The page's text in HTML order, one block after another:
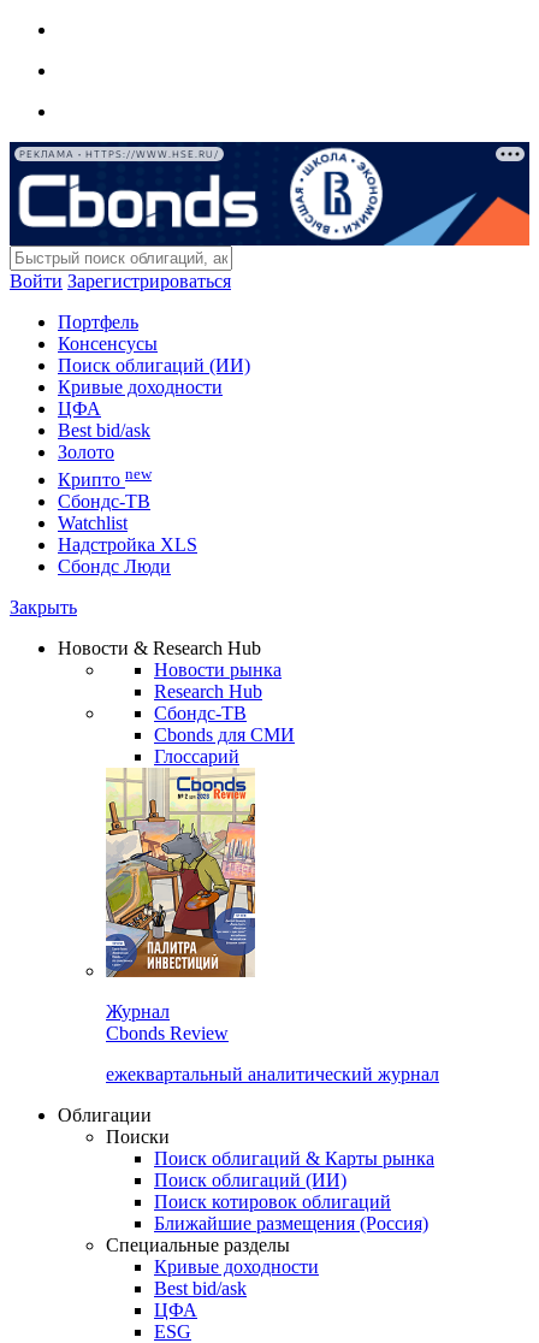
РЕКЛАМА • HTTPS://WWW.HSE.RU/
Войти Зарегистрироваться
Портфель
Консенсусы
Поиск облигаций (ИИ)
Кривые доходности
ЦФА
Best bid/ask
Золото
Крипто new
Сбондс-ТВ
Watchlist
Надстройка XLS
Сбондс Люди
Закрыть
Новости & Research Hub
Новости рынка
Research Hub
Сбондс-ТВ
Cbonds для СМИ
Глоссарий
Журнал
Cbonds Review
ежеквартальный аналитический журнал
Облигации
Поиски
Поиск облигаций & Карты рынка
Поиск облигаций (ИИ)
Поиск котировок облигаций
Ближайшие размещения (Россия)
Специальные разделы
Кривые доходности
Best bid/ask
ЦФА
ESG